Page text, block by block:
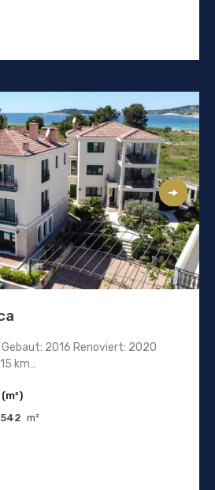
2016 Renoviert: 2020
km…
542 m²